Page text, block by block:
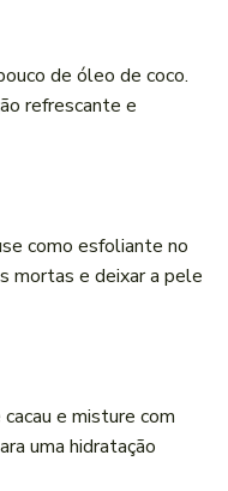
de óleo de coco.
refrescante e
como esfoliante no
mortas e deixar a pele
e misture com
uma hidratação